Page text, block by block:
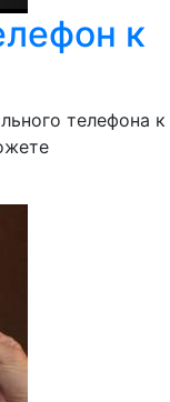
к
телефона к